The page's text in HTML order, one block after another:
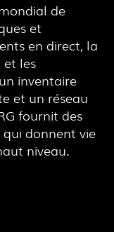
de
et
en direct, la
et les
inventaire
et un réseau
fournit des
qui donnent vie
niveau.